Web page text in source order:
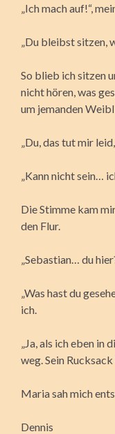
„Ich mach auf!“,
„Du bleibst sitzen,
So blieb ich sitzen
nicht hören, was
um jemanden
„Du, das tut mir
„Kann nicht sein…
Die Stimme kam
den Flur.
„Sebastian… du
„Was hast du
ich.
„Ja, als ich eben
weg. Sein
Maria sah mich
Dennis